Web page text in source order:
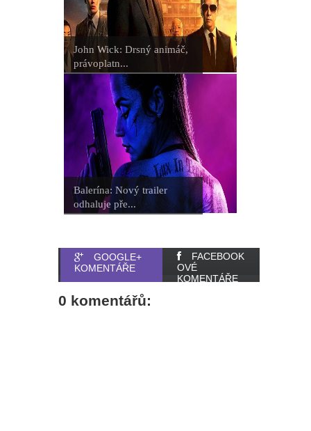
John Wick: Drsný animáč,
právoplatn...
Balerína: Nový trailer
odhaluje pře...
GOOGLE+
KOMENTÁŘE
FACEBOOK
OVÉ
KOMENTÁŘE
0 komentářů: